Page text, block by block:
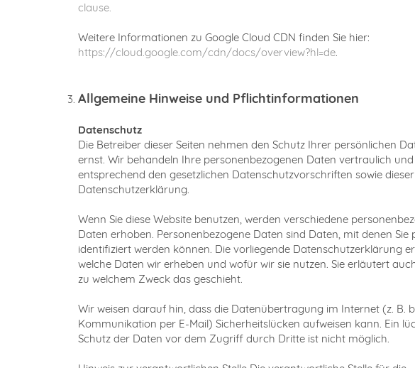
clause.
Weitere Informationen zu Google Cloud CDN finden Sie hier:
https://cloud.google.com/cdn/docs/overview?hl=de.
Allgemeine Hinweise und Pflichtinformationen
Datenschutz
Die Betreiber dieser Seiten nehmen den Schutz Ihrer persönlichen
ernst. Wir behandeln Ihre personenbezogenen Daten vertraulich und
entsprechend den gesetzlichen Datenschutzvorschriften sowie dieser
Datenschutzerklärung.
Wenn Sie diese Website benutzen, werden verschiedene
Daten erhoben. Personenbezogene Daten sind Daten, mit denen Sie
identifiziert werden können. Die vorliegende Datenschutzerklärung
welche Daten wir erheben und wofür wir sie nutzen. Sie erläutert
zu welchem Zweck das geschieht.
Wir weisen darauf hin, dass die Datenübertragung im Internet (z. B.
Kommunikation per E-Mail) Sicherheitslücken aufweisen kann. Ein
Schutz der Daten vor dem Zugriff durch Dritte ist nicht möglich.